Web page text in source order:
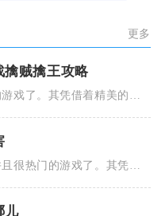
更多
擒贼擒王攻略
戏了。其凭借着精美的画
很热门的游戏了。其凭借
儿